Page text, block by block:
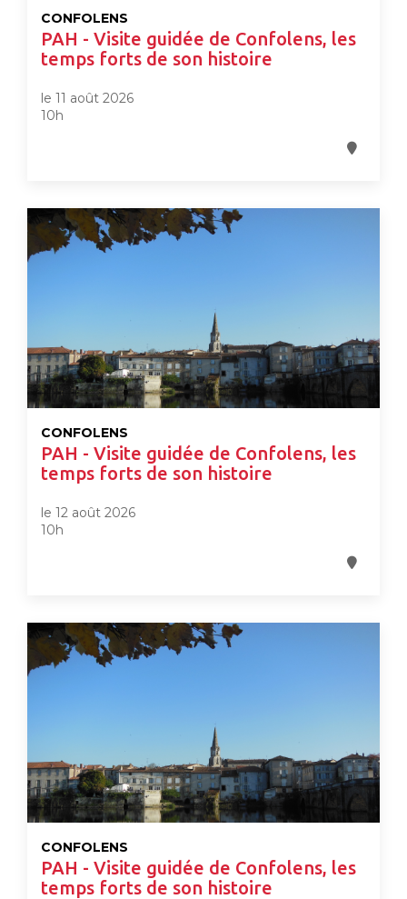
CONFOLENS
PAH - Visite guidée de Confolens, les
temps forts de son histoire
le 11 août 2026
10h
CONFOLENS
PAH - Visite guidée de Confolens, les
temps forts de son histoire
le 12 août 2026
10h
CONFOLENS
PAH - Visite guidée de Confolens, les
temps forts de son histoire